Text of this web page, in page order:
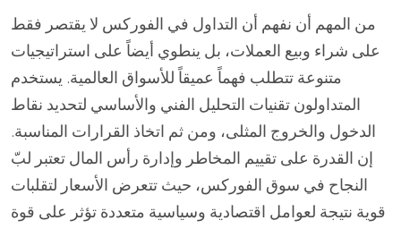
من المهم أن نفهم أن التداول في الفوركس لا يقتصر فقط
على شراء وبيع العملات، بل ينطوي أيضاً على استراتيجيات
متنوعة تتطلب فهماً عميقاً للأسواق العالمية. يستخدم
المتداولون تقنيات التحليل الفني والأساسي لتحديد نقاط
الدخول والخروج المثلى، ومن ثم اتخاذ القرارات المناسبة.
إن القدرة على تقييم المخاطر وإدارة رأس المال تعتبر لبّ
النجاح في سوق الفوركس، حيث تتعرض الأسعار لتقلبات
قوية نتيجة لعوامل اقتصادية وسياسية متعددة تؤثر على قوة